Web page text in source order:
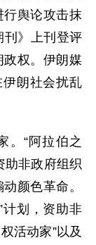
舆论攻击抹
刊》上刊登评
权。伊朗媒
伊朗社会扰乱
。“阿拉伯之
助非政府组织
颜色革命。
计划，资助非
活动家”以及